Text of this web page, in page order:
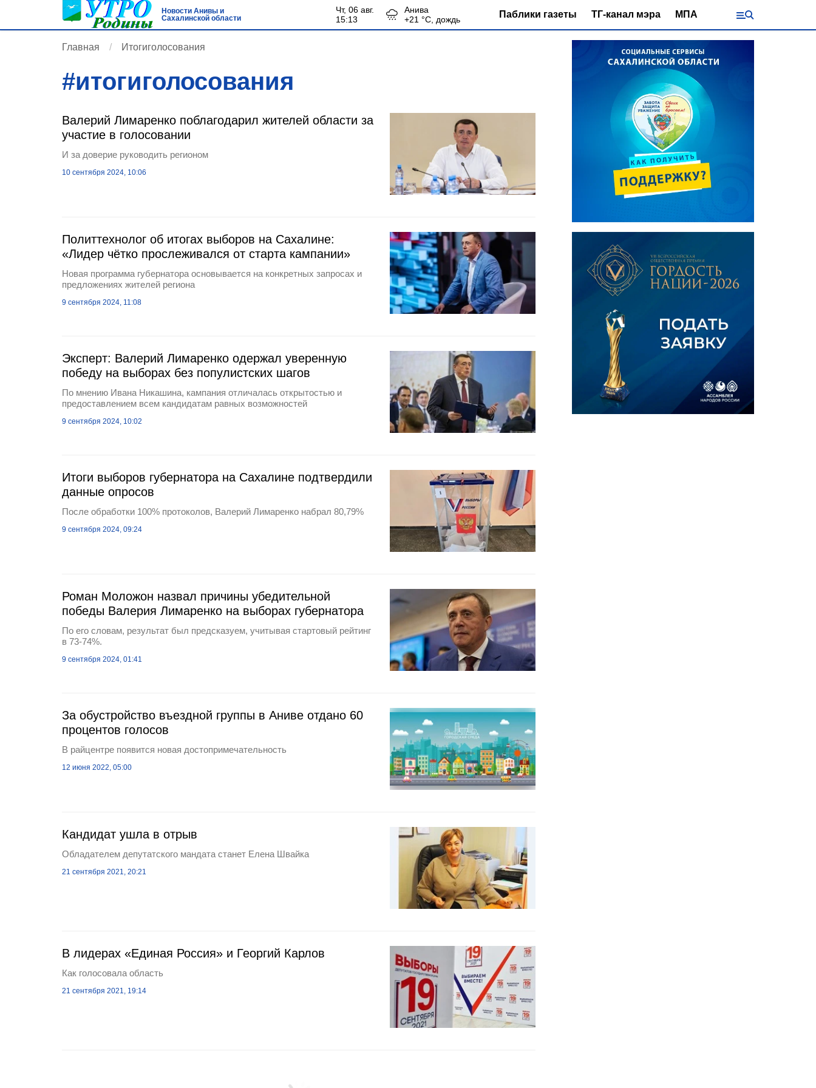
Новости Анивы и
Сахалинской области
чт, 06 авг.
15:13
Анива
+21 °С, дождь Паблики газеты ТГ-канал мэра МПА
Главная Итогиголосования
#итогиголосования
Валерий Лимаренко поблагодарил жителей области за
участие в голосовании
И за доверие руководить регионом
10 сентября 2024, 10:06
Политтехнолог об итогах выборов на Сахалине:
«Лидер чётко прослеживался от старта кампании»
Новая программа губернатора основывается на конкретных запросах и
предложениях жителей региона
9 сентября 2024, 11:08
Эксперт: Валерий Лимаренко одержал уверенную
победу на выборах без популистских шагов
По мнению Ивана Никашина, кампания отличалась открытостью и
предоставлением всем кандидатам равных возможностей
9 сентября 2024, 10:02
Итоги выборов губернатора на Сахалине подтвердили
данные опросов
После обработки 100% протоколов, Валерий Лимаренко набрал 80,79%
9 сентября 2024, 09:24
Роман Моложон назвал причины убедительной
победы Валерия Лимаренко на выборах губернатора
По его словам, результат был предсказуем, учитывая стартовый рейтинг
в 73-74%.
9 сентября 2024, 01:41
За обустройство въездной группы в Аниве отдано 60
процентов голосов
В райцентре появится новая достопримечательность
12 июня 2022, 05:00
Кандидат ушла в отрыв
Обладателем депутатского мандата станет Елена Швайка
21 сентября 2021, 20:21
В лидерах «Единая Россия» и Георгий Карлов
Как голосовала область
21 сентября 2021, 19:14